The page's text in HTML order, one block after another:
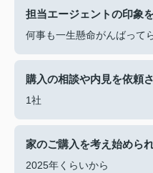
担当エージェントの印象
何事も一生懸命がんばって
購入の相談や内見を依頼
1社
家のご購入を考え始めら
2025年くらいから